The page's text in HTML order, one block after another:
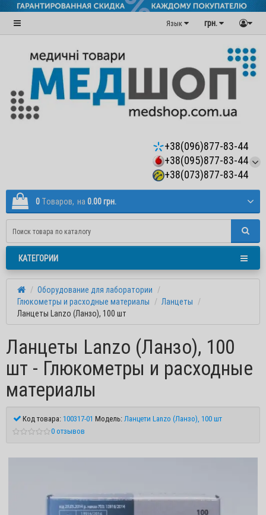
грн.
Язык
+38(096)877-83-44
+38(095)877-83-44
+38(073)877-83-44
0 Tоваров, на 0.00 грн.
КАТЕГОРИИ
Оборудование для лаборатории
Глюкометры и расходные материалы
Ланцеты
Ланцеты Lanzo (Ланзо), 100 шт
Ланцеты Lanzo (Ланзо), 100
шт - Глюкометры и расходные
материалы
Код товара:100317-01 Модель:Ланцети Lanzo (Ланзо), 100 шт
0 отзывов